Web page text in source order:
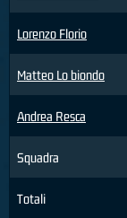
Lorenzo Florio
Matteo Lo biondo
Andrea Resca
Squadra
Totali